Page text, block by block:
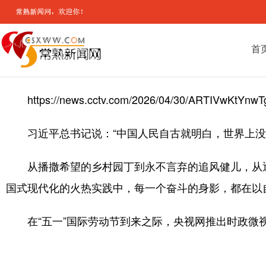
首
https://news.cctv.com/2026/04/30/
习近平总书记说：“中国人民自古就明白，世界上
从播撒希望的乡村园丁到永不言弃的追风健儿，
国式现代化的火热实践中，每一个奋斗的身影，都在
在“五一”国际劳动节到来之际，央视网推出时政